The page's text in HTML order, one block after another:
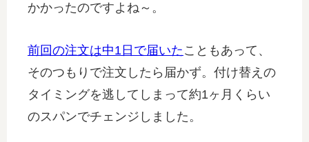
かかったのですよね～。
前回の注文は中1日で届いた こともあって、
そのつもりで注文したら届かず。付け替えの
タイミングを逃してしまって約1ヶ月くらい
のスパンでチェンジしました。